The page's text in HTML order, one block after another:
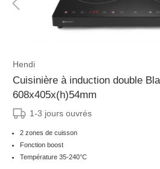
Hendi
Cuisinière à induction double
608x405x(h)54mm
1-3 jours ouvrés
2 zones de cuisson
Fonction boost
Température 35-240°C